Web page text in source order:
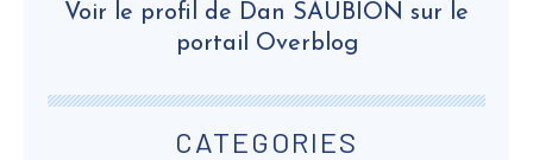
CATEGORIES
Voir le profil de Dan SAUBION sur le
portail Overblog